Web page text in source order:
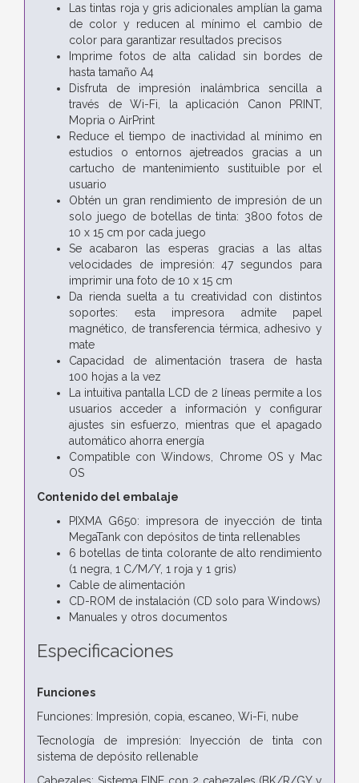
Las tintas roja y gris adicionales amplían la gama
de color y reducen al mínimo el cambio de
color para garantizar resultados precisos
Imprime fotos de alta calidad sin bordes de
hasta tamaño A4
Disfruta de impresión inalámbrica sencilla a
través de Wi-Fi, la aplicación Canon PRINT,
Mopria o AirPrint
Reduce el tiempo de inactividad al mínimo en
estudios o entornos ajetreados gracias a un
cartucho de mantenimiento sustituible por el
usuario
Obtén un gran rendimiento de impresión de un
solo juego de botellas de tinta: 3800 fotos de
10 x 15 cm por cada juego
Se acabaron las esperas gracias a las altas
velocidades de impresión: 47 segundos para
imprimir una foto de 10 x 15 cm
Da rienda suelta a tu creatividad con distintos
soportes: esta impresora admite papel
magnético, de transferencia térmica, adhesivo y
mate
Capacidad de alimentación trasera de hasta
100 hojas a la vez
La intuitiva pantalla LCD de 2 líneas permite a los
usuarios acceder a información y configurar
ajustes sin esfuerzo, mientras que el apagado
automático ahorra energía
Compatible con Windows, Chrome OS y Mac
OS
Contenido del embalaje
PIXMA G650: impresora de inyección de tinta
MegaTank con depósitos de tinta rellenables
6 botellas de tinta colorante de alto rendimiento
(1 negra, 1 C/M/Y, 1 roja y 1 gris)
Cable de alimentación
CD-ROM de instalación (CD solo para Windows)
Manuales y otros documentos
Especificaciones
Funciones
Funciones: Impresión, copia, escaneo, Wi-Fi, nube
Tecnología de impresión: Inyección de tinta con
sistema de depósito rellenable
Cabezales: Sistema FINE con 2 cabezales (BK/R/GY y